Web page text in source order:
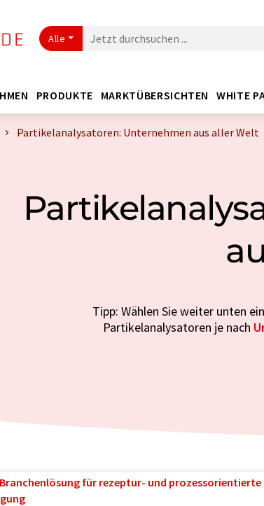
Alle
PRODUKTE MARKTÜBERSICHTEN WHITE
Partikelanalysatoren: Unternehmen aus aller Welt
Tipp: Wählen Sie weiter unten
Partikelanalysatoren je nach
Branchenlösung für rezeptur- und prozessorientierte